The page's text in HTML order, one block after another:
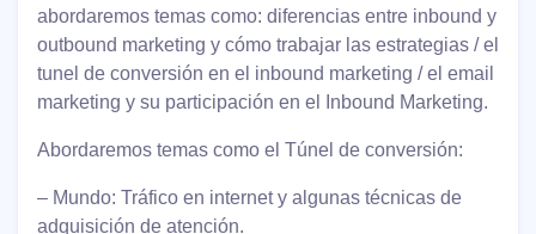
abordaremos temas como: diferencias entre inbound y
outbound marketing y cómo trabajar las estrategias / el
tunel de conversión en el inbound marketing / el email
marketing y su participación en el Inbound Marketing.
Abordaremos temas como el Túnel de conversión:
– Mundo: Tráfico en internet y algunas técnicas de
adquisición de atención.